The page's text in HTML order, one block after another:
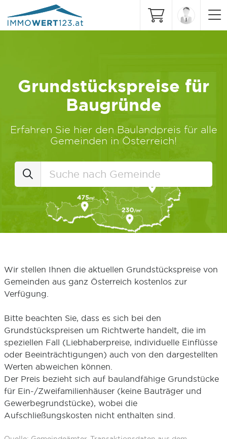
Grundstückspreise für
Baugründe
Erfahren Sie hier den Baulandpreis für alle
Gemeinden in Österreich!
Wir stellen Ihnen die aktuellen Grundstückspreise von
Gemeinden aus ganz Österreich kostenlos zur
Verfügung.
Bitte beachten Sie, dass es sich bei den
Grundstückspreisen um Richtwerte handelt, die im
speziellen Fall (Liebhaberpreise, individuelle Einflüsse
oder Beeinträchtigungen) auch von den dargestellten
Werten abweichen können.
Der Preis bezieht sich auf baulandfähige Grundstücke
für Ein-/Zweifamilienhäuser (keine Bauträger und
Gewerbegrundstücke), wobei die
Aufschließungskosten nicht enthalten sind.